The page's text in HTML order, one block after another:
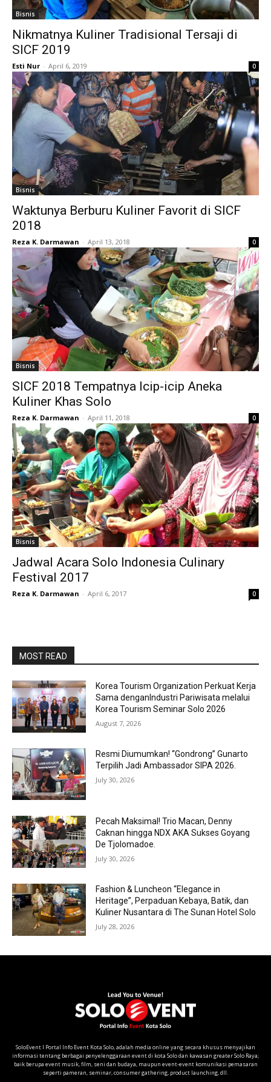
Bisnis
Nikmatnya Kuliner Tradisional Tersaji di
SICF 2019
Esti Nur - April 6, 2019 0
Bisnis
Waktunya Berburu Kuliner Favorit di SICF
2018
Reza K. Darmawan - April 13, 2018 0
Bisnis
SICF 2018 Tempatnya Icip-icip Aneka
Kuliner Khas Solo
Reza K. Darmawan - April 11, 2018 0
Bisnis
Jadwal Acara Solo Indonesia Culinary
Festival 2017
Reza K. Darmawan - April 6, 2017 0
MOST READ
Korea Tourism Organization Perkuat Kerja
Sama denganIndustri Pariwisata melalui
Korea Tourism Seminar Solo 2026
August 7, 2026
Resmi Diumumkan! “Gondrong” Gunarto
Terpilih Jadi Ambassador SIPA 2026.
July 30, 2026
Pecah Maksimal! Trio Macan, Denny
Caknan hingga NDX AKA Sukses Goyang
De Tjolomadoe.
July 30, 2026
Fashion & Luncheon “Elegance in
Heritage”, Perpaduan Kebaya, Batik, dan
Kuliner Nusantara di The Sunan Hotel Solo
July 28, 2026
SoloEvent I Portal Info Event Kota Solo, adalah media online yang secara khusus menyajikan
informasi tentang berbagai penyelenggaraan event di kota Solo dan kawasan greater Solo Raya;
baik berupa event musik, film, seni dan budaya, maupun event-event komunikasi pemasaran
seperti pameran, seminar, consumer gathering, product launching, dll.